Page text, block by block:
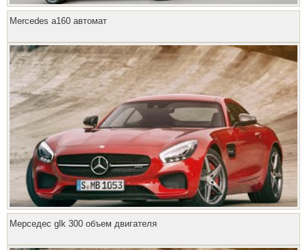
Mercedes a160 автомат
Мерседес glk 300 объем двигателя